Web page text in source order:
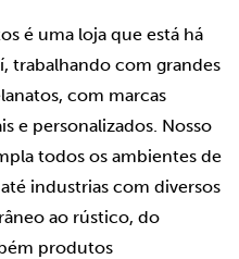
é uma loja que está há
trabalhando com grandes
com marcas
e personalizados. Nosso
todos os ambientes de
industrias com diversos
ao rústico, do
produtos